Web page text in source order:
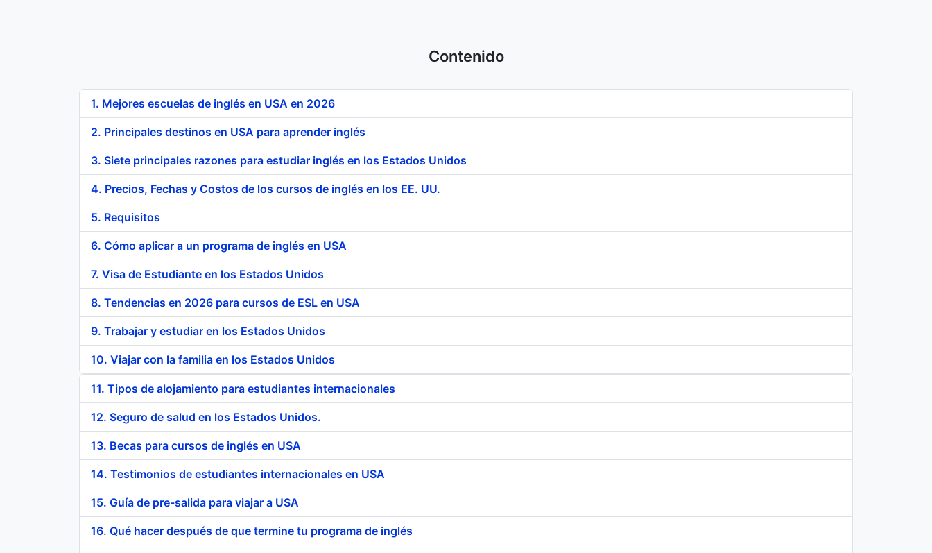
Contenido
1. Mejores escuelas de inglés en USA en 2026
2. Principales destinos en USA para aprender inglés
3. Siete principales razones para estudiar inglés en los Estados Unidos
4. Precios, Fechas y Costos de los cursos de inglés en los EE. UU.
5. Requisitos
6. Cómo aplicar a un programa de inglés en USA
7. Visa de Estudiante en los Estados Unidos
8. Tendencias en 2026 para cursos de ESL en USA
9. Trabajar y estudiar en los Estados Unidos
10. Viajar con la familia en los Estados Unidos
11. Tipos de alojamiento para estudiantes internacionales
12. Seguro de salud en los Estados Unidos.
13. Becas para cursos de inglés en USA
14. Testimonios de estudiantes internacionales en USA
15. Guía de pre-salida para viajar a USA
16. Qué hacer después de que termine tu programa de inglés